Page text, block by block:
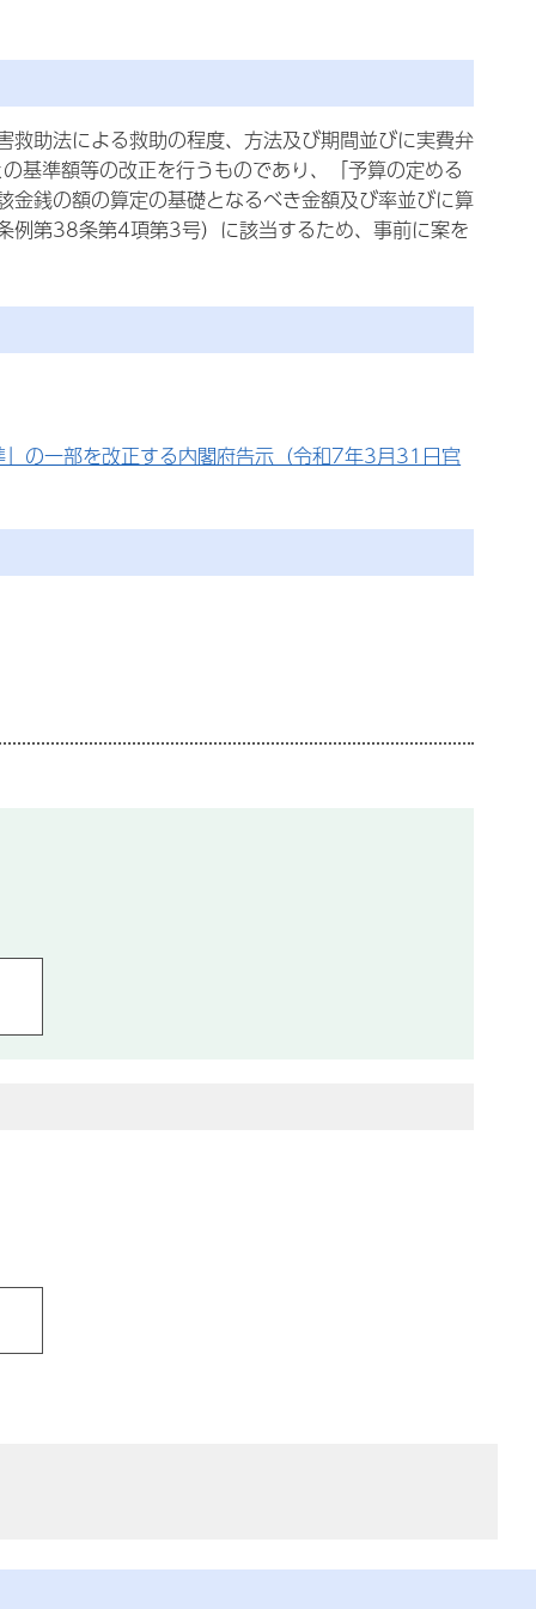
助法による救助の程度、方法及び期間並びに実費弁
基準額等の改正を行うものであり、「予算の定める
銭の額の算定の基礎となるべき金額及び率並びに算
例第38条第4項第3号）に該当するため、事前に案を
の一部を改正する内閣府告示（令和7年3月31日官